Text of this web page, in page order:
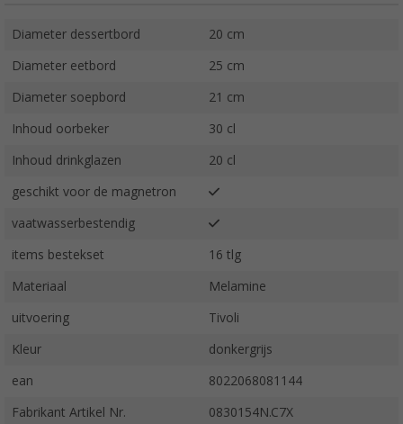
Diameter dessertbord 20 cm
Diameter eetbord 25 cm
Diameter soepbord 21 cm
Inhoud oorbeker 30 cl
Inhoud drinkglazen 20 cl
geschikt voor de magnetron
vaatwasserbestendig
items bestekset 16 tlg
Materiaal Melamine
uitvoering Tivoli
Kleur donkergrijs
ean 8022068081144
Fabrikant Artikel Nr. 0830154N.C7X